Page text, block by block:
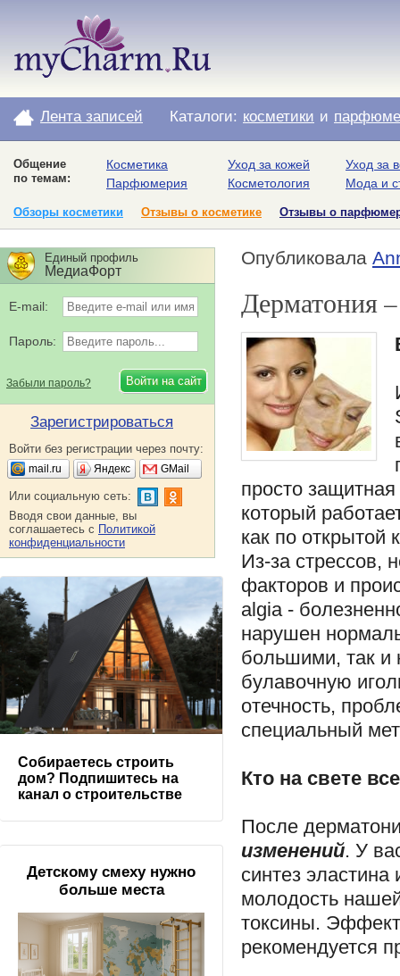
Лента записей Каталоги: косметики и
Общение
по темам:
Косметика
Парфюмерия
Уход за кожей
Косметология
Уход за
Мода и
Обзоры косметики Отзывы о косметике Отзывы о
Опубликовала
Дерматония
просто
который
как по открытой
Из-за стрессов,
факторов и
algia -
нарушен
большими, так и
булавочную
отечность,
специальный
Кто на свете
После
изменений. У
синтез эластина
молодость
токсины.
рекомендуется
Единый профиль
МедиаФорт
E-mail:
Пароль:
Забыли пароль?
Зарегистрироваться
Войти без регистрации через почту:
mail.ru Яндекс GMail
Или социальную сеть:
Вводя свои данные, вы
соглашаетесь с Политикой
конфиденциальности
Собираетесь строить
дом? Подпишитесь на
канал о строительстве
Детскому смеху нужно
больше места